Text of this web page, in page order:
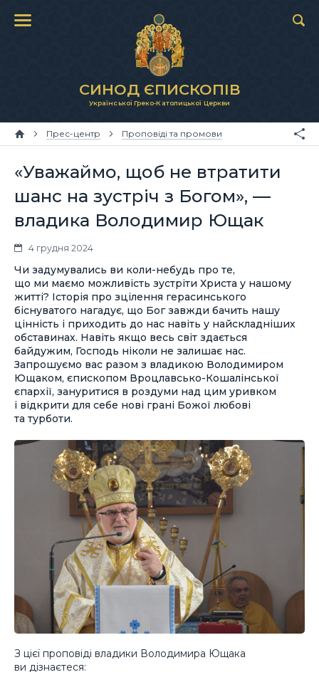
СИНОД ЄПИСКОПІВ
Української Греко-Католицької Церкви
Прес-центр Проповіді та промови
«Уважаймо, щоб не втратити
шанс на зустріч з Богом», —
владика Володимир Ющак
4 грудня 2024
Чи задумувались ви коли-небудь про те,
що ми маємо можливість зустріти Христа у нашому
житті? Історія про зцілення герасинського
біснуватого нагадує, що Бог завжди бачить нашу
цінність і приходить до нас навіть у найскладніших
обставинах. Навіть якщо весь світ здається
байдужим, Господь ніколи не залишає нас.
Запрошуємо вас разом з владикою Володимиром
Ющаком, єпископом Вроцлавсько-Кошалінської
єпархії, зануритися в роздуми над цим уривком
і відкрити для себе нові грані Божої любові
та турботи.
З цієї проповіді владики Володимира Ющака
ви дізнаєтеся: